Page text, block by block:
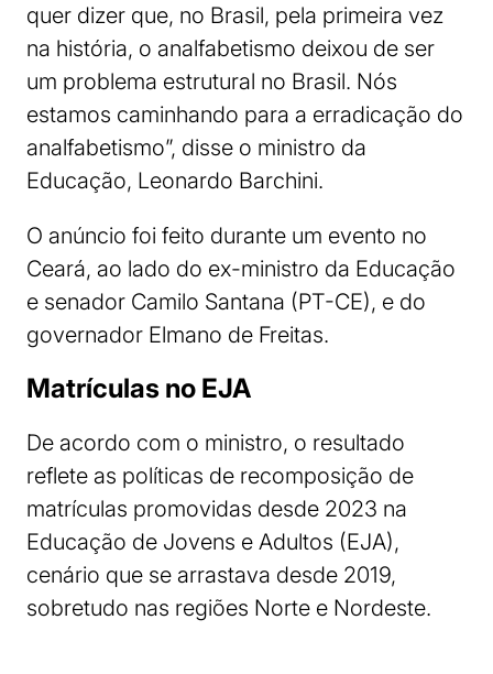
quer dizer que, no Brasil, pela primeira vez
na história, o analfabetismo deixou de ser
um problema estrutural no Brasil. Nós
estamos caminhando para a erradicação do
analfabetismo”, disse o ministro da
Educação, Leonardo Barchini.
O anúncio foi feito durante um evento no
Ceará, ao lado do ex-ministro da Educação
e senador Camilo Santana (PT-CE), e do
governador Elmano de Freitas.
Matrículas no EJA
De acordo com o ministro, o resultado
reflete as políticas de recomposição de
matrículas promovidas desde 2023 na
Educação de Jovens e Adultos (EJA),
cenário que se arrastava desde 2019,
sobretudo nas regiões Norte e Nordeste.